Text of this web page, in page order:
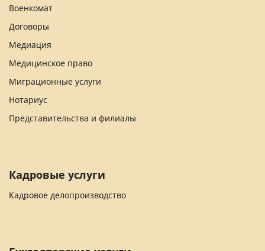
Военкомат
Договоры
Медиация
Медицинское право
Миграционные услуги
Нотариус
Представительства и филиалы
Кадровые услуги
Кадровое делопроизводство